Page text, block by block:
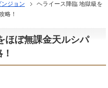
ンジョン
ヘライース降臨 地獄級を
略！
ほぼ無課金天ルシパ